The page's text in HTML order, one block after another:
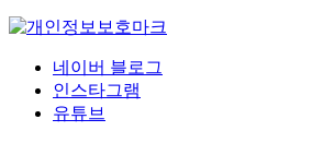
네이버 블로그
인스타그램
유튜브